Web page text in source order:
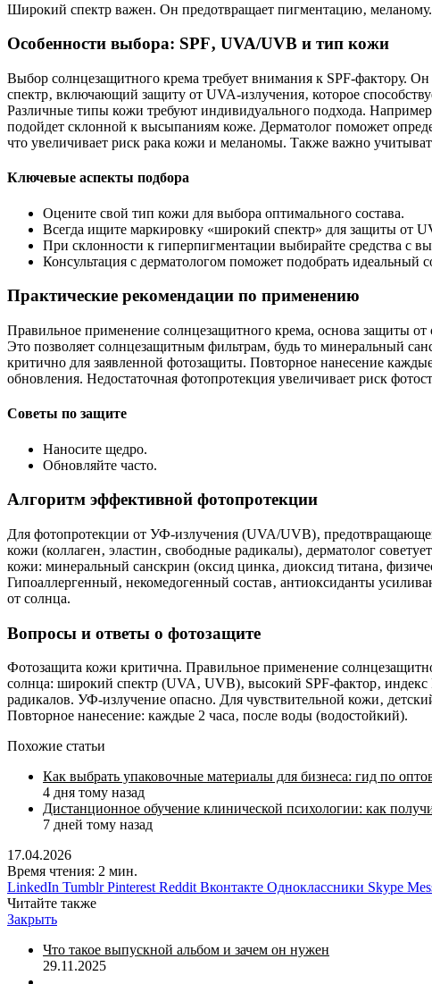
Широкий спектр важен. Он предотвращает пигментацию‚
Особенности выбора: SPF‚ UVA/UVB и тип кожи
Выбор солнцезащитного крема требует внимания к SPF-фактору.
спектр‚ включающий защиту от UVA-излучения‚ которое
Различные типы кожи требуют индивидуального подхода.
подойдет склонной к высыпаниям коже. Дерматолог поможет
что увеличивает риск рака кожи и меланомы. Также важно
Ключевые аспекты подбора
Оцените свой тип кожи для выбора оптимального состава.
Всегда ищите маркировку «широкий спектр» для защиты от
При склонности к гиперпигментации выбирайте средства с
Консультация с дерматологом поможет подобрать идеальный
Практические рекомендации по применению
Правильное применение солнцезащитного крема, основа защиты
Это позволяет солнцезащитным фильтрам‚ будь то минеральный
критично для заявленной фотозащиты. Повторное нанесение
обновления. Недостаточная фотопротекция увеличивает риск
Советы по защите
Наносите щедро.
Обновляйте часто.
Алгоритм эффективной фотопротекции
Для фотопротекции от УФ-излучения (UVA/UVB)‚
кожи (коллаген‚ эластин‚ свободные радикалы)‚ дерматолог
кожи: минеральный санскрин (оксид цинка‚ диоксид титана‚
Гипоаллергенный‚ некомедогенный состав‚ антиоксиданты
от солнца.
Вопросы и ответы о фотозащите
Фотозащита кожи критична. Правильное применение
солнца: широкий спектр (UVA‚ UVB)‚ высокий SPF-фактор‚
радикалов. УФ-излучение опасно. Для чувствительной кожи‚
Повторное нанесение: каждые 2 часа‚ после воды (водостойкий).
Похожие статьи
Как выбрать упаковочные материалы для бизнеса: гид по
4 дня тому назад
Дистанционное обучение клинической психологии: как
7 дней тому назад
17.04.2026
Время чтения: 2 мин.
LinkedIn Tumblr Pinterest Reddit Вконтакте Одноклассники Skype
Читайте также
Закрыть
Что такое выпускной альбом и зачем он нужен
29.11.2025